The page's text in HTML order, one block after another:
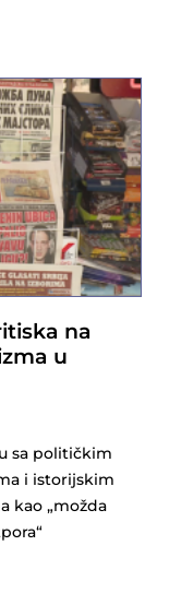
na
u
sa političkim
i istorijskim
kao „možda